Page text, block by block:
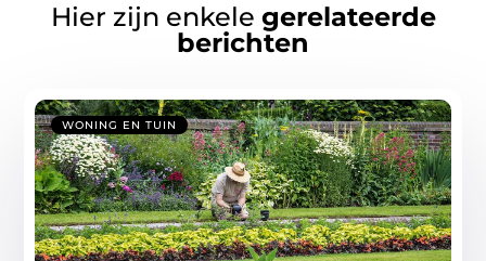
Hier zijn enkele gerelateerde
berichten
WONING EN TUIN